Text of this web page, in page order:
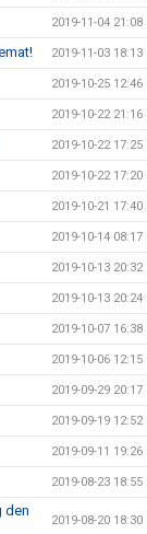
2019-11-04 21:08
2019-11-03 18:13
2019-10-25 12:46
2019-10-22 21:16
2019-10-22 17:25
2019-10-22 17:20
2019-10-21 17:40
2019-10-14 08:17
2019-10-13 20:32
2019-10-13 20:24
2019-10-07 16:38
2019-10-06 12:15
2019-09-29 20:17
2019-09-19 12:52
2019-09-11 19:26
2019-08-23 18:55
den
2019-08-20 18:30